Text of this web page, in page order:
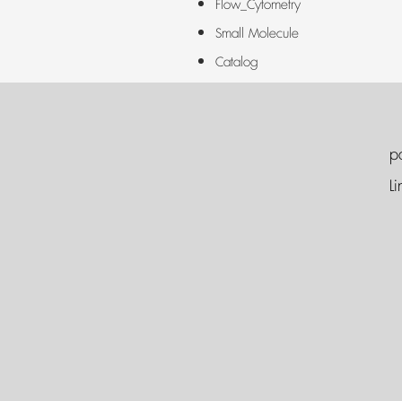
Flow_Cytometry
Small Molecule
Catalog